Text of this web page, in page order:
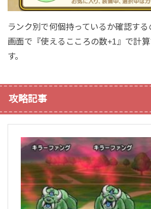
ランク別で何個持っているか確認す
画面で『使えるこころの数+1』で計
す。
攻略記事